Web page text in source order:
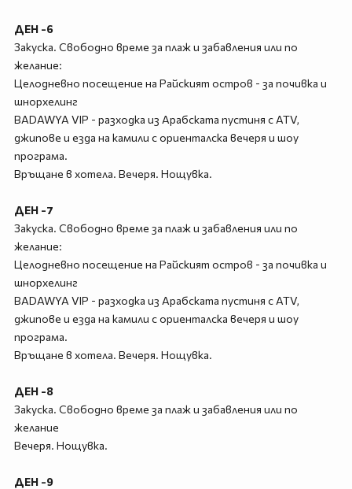
ДЕН -6
Закуска. Свободно време за плаж и забавления или по
желание:
Целодневно посещение на Райският остров - за почивка и
шнорхелинг
BADAWYA VIP - разходка из Арабската пустиня с ATV,
джипове и езда на камили с ориенталска вечеря и шоу
програма.
Връщане в хотела. Вечеря. Нощувка.
ДЕН -7
Закуска. Свободно време за плаж и забавления или по
желание:
Целодневно посещение на Райският остров - за почивка и
шнорхелинг
BADAWYA VIP - разходка из Арабската пустиня с ATV,
джипове и езда на камили с ориенталска вечеря и шоу
програма.
Връщане в хотела. Вечеря. Нощувка.
ДЕН -8
Закуска. Свободно време за плаж и забавления или по
желание
Вечеря. Нощувка.
ДЕН -9